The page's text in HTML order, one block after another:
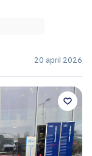
20 april 2026